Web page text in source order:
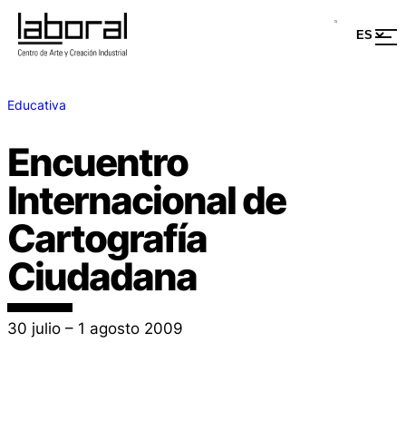
Educativa
Encuentro
Internacional de
Cartografía
Ciudadana
30 julio – 1 agosto 2009